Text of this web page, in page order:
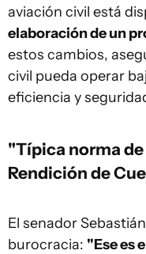
aviación civil está
elaboración de un
estos cambios,
civil pueda operar
eficiencia y
"Típica norma
Rendición de
El senador
burocracia: "Ese es